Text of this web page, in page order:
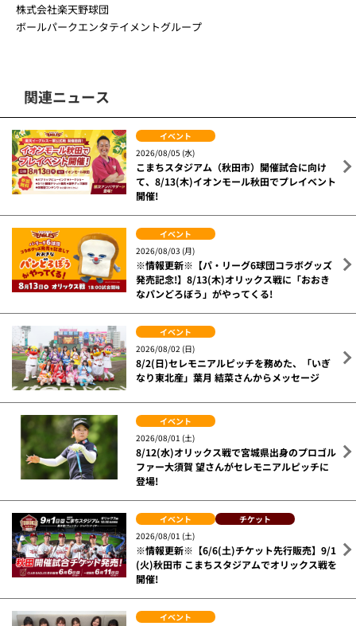
株式会社楽天野球団
ボールパークエンタテイメントグループ
関連ニュース
イベント
2026/08/05 (水)
こまちスタジアム（秋田市）開催試合に向け
て、8/13(木)イオンモール秋田でプレイベント
開催!
イベント
2026/08/03 (月)
※情報更新※【パ・リーグ6球団コラボグッズ
発売記念!】8/13(木)オリックス戦に「おおき
なパンどろぼう」がやってくる!
イベント
2026/08/02 (日)
8/2(日)セレモニアルピッチを務めた、「いぎ
なり東北産」葉月 結菜さんからメッセージ
イベント
2026/08/01 (土)
8/12(水)オリックス戦で宮城県出身のプロゴル
ファー大須賀 望さんがセレモニアルピッチに
登場!
イベント
チケット
2026/08/01 (土)
※情報更新※【6/6(土)チケット先行販売】9/1
(火)秋田市 こまちスタジアムでオリックス戦を
開催!
イベント